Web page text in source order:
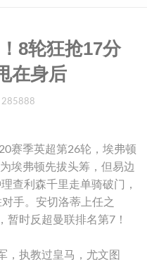
8轮狂抢17分
在身后
285888
赛季英超第26轮，埃弗顿
埃弗顿先拔头筹，但易边
查利森千里走单骑破门，
手。安切洛蒂上任之
暂时反超曼联排名第7！
，执教过皇马，尤文图